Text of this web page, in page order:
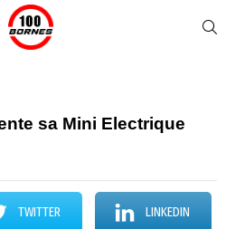
sa Mini Electrique
TWITTER LINKEDIN